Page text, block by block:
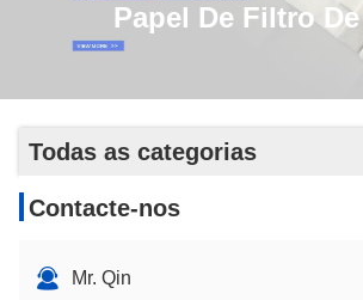
Papel De Filtro
Todas as categorias
Contacte-nos
Mr. Qin